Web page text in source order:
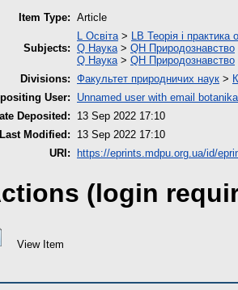
Item Type: Article
Subjects:
L Освіта >
LB Теорія і практика
Q Наука > QH Природознавство
Q Наука > QH Природознавство
Divisions: Факультет природничих наук >
User:
Unnamed user with email
Deposited:
13 Sep 2022 17:10
Last Modified:
13 Sep 2022 17:10
URI:
https://eprints.mdpu.org.ua/id/
(login
View Item